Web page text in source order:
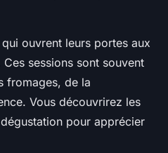
qui ouvrent leurs portes aux
Ces sessions sont souvent
fromages, de la
Vous découvrirez les
pour apprécier